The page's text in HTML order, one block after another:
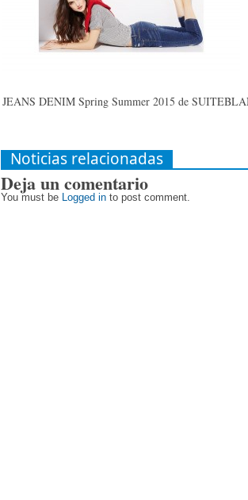
JEANS DENIM Spring Summer 2015 de
Noticias relacionadas
Deja un comentario
You must be Logged in to post comment.